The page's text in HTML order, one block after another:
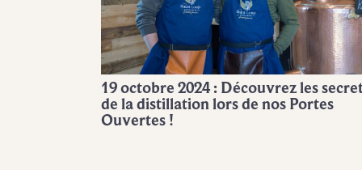
19 octobre 2024 : Découvrez les
de la distillation lors de nos Portes
Ouvertes !